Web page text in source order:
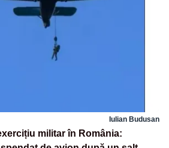
Iulian Budusan
militar în România: